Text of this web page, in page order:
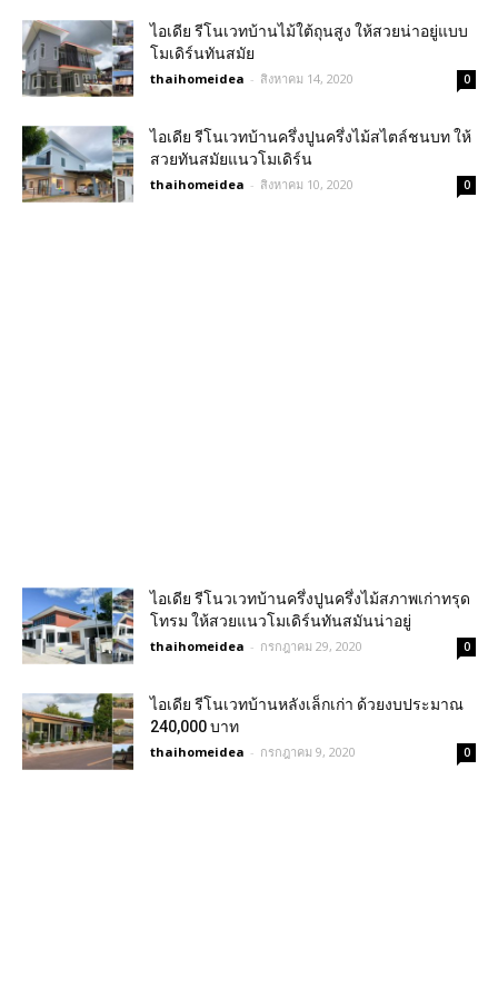
ไอเดีย รีโนเวทบ้านไม้ใต้ถุนสูง ให้สวยน่าอยู่แบบ
โมเดิร์นทันสมัย
thaihomeidea - สิงหาคม 14, 2020 0
ไอเดีย รีโนเวทบ้านครึ่งปูนครึ่งไม้สไตล์ชนบท ให้
สวยทันสมัยแนวโมเดิร์น
thaihomeidea - สิงหาคม 10, 2020 0
ไอเดีย รีโนวเวทบ้านครึ่งปูนครึ่งไม้สภาพเก่าทรุด
โทรม ให้สวยแนวโมเดิร์นทันสมันน่าอยู่
thaihomeidea - กรกฎาคม 29, 2020 0
ไอเดีย รีโนเวทบ้านหลังเล็กเก่า ด้วยงบประมาณ
240,000 บาท
thaihomeidea - กรกฎาคม 9, 2020 0